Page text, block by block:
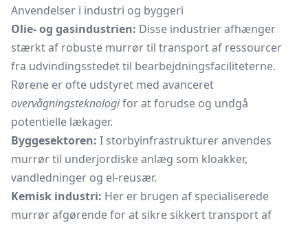
Anvendelser i industri og byggeri
Olie- og gasindustrien: Disse industrier afhænger
stærkt af robuste murrør til transport af ressourcer
fra udvindingsstedet til bearbejdningsfaciliteterne.
Rørene er ofte udstyret med avanceret
overvågningsteknologifor at forudse og undgå
potentielle lækager.
Byggesektoren: I storbyinfrastrukturer anvendes
murrør til underjordiske anlæg som kloakker,
vandledninger og el-reusær.
Kemisk industri: Her er brugen af specialiserede
murrør afgørende for at sikre sikkert transport af